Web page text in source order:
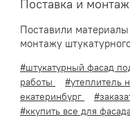
Поставка и
Поставили
монтажу
#штукатурный фасад
работы
#утеплитель
екатеринбург
#ккупить все для